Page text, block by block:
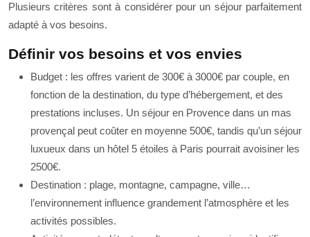
Plusieurs critères sont à considérer pour un séjour parfaitement
adapté à vos besoins.
Définir vos besoins et vos envies
Budget : les offres varient de 300€ à 3000€ par couple, en
fonction de la destination, du type d’hébergement, et des
prestations incluses. Un séjour en Provence dans un mas
provençal peut coûter en moyenne 500€, tandis qu’un séjour
luxueux dans un hôtel 5 étoiles à Paris pourrait avoisiner les
2500€.
Destination : plage, montagne, campagne, ville…
l’environnement influence grandement l’atmosphère et les
activités possibles.